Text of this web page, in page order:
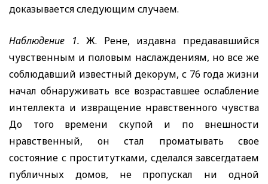
доказывается следующим случаем.
Наблюдение 1.Ж. Рене, издавна предававшийся
чувственным и половым наслаждениям, но все же
соблюдавший известный декорум, с 76 года жизни
начал обнаруживать все возраставшее ослабление
интеллекта и извращение нравственного чувства
До того времени скупой и по внешности
нравственный, он стал проматывать свое
состояние с проститутками, сделался завсегдатаем
публичных домов, не пропускал ни одной